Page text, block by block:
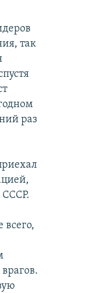
так
раз
СССР.
всего,